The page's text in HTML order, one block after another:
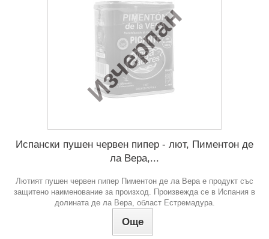
Изчерпан
Испански пушен червен пипер - лют, Пиментон де
ла Вера,...
Лютият пушен червен пипер Пиментон де ла Вера е продукт със
защитено наименование за произход. Произвежда се в Испания в
долината де ла Вера, област Естремадура.
Още